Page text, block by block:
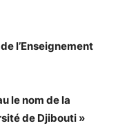
l’Enseignement
le nom de la
de Djibouti »